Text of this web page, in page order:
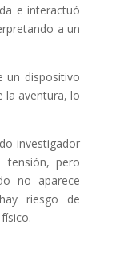
e interactuó
a un
un dispositivo
la aventura, lo
investigador
tensión, pero
no aparece
riesgo de